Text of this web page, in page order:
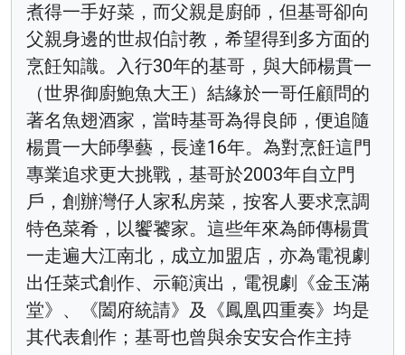
煮得一手好菜，而父親是廚師，但基哥卻向
父親身邊的世叔伯討教，希望得到多方面的
烹飪知識。入行30年的基哥，與大師楊貫一
（世界御廚鮑魚大王）結緣於一哥任顧問的
著名魚翅酒家，當時基哥為得良師，便追隨
楊貫一大師學藝，長達16年。為對烹飪這門
專業追求更大挑戰，基哥於2003年自立門
戶，創辦灣仔人家私房菜，按客人要求烹調
特色菜肴，以饗饕家。這些年來為師傳楊貫
一走遍大江南北，成立加盟店，亦為電視劇
出任菜式創作、示範演出，電視劇《金玉滿
堂》、《闔府統請》及《鳳凰四重奏》均是
其代表創作；基哥也曾與余安安合作主持